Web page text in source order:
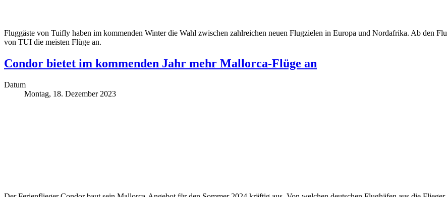
Fluggäste von Tuifly haben im kommenden Winter die Wahl zwischen zahlreichen neuen Flugzielen in Europa und Nordafrika. Ab den
von TUI die meisten Flüge an.
Condor bietet im kommenden Jahr mehr Mallorca-Flüge an
Datum
Montag, 18. Dezember 2023